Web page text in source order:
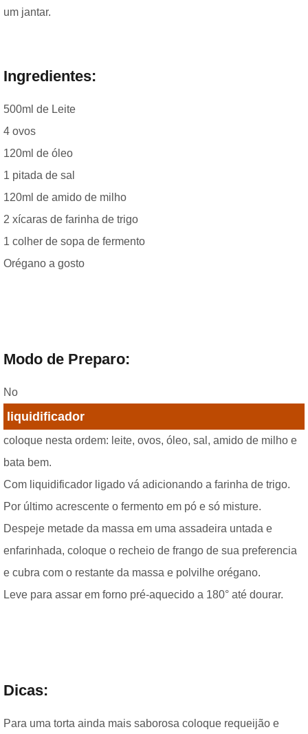
um jantar.
Ingredientes:
500ml de Leite
4 ovos
120ml de óleo
1 pitada de sal
120ml de amido de milho
2 xícaras de farinha de trigo
1 colher de sopa de fermento
Orégano a gosto
Modo de Preparo:
No
liquidificador
coloque nesta ordem: leite, ovos, óleo, sal, amido de milho e
bata bem.
Com liquidificador ligado vá adicionando a farinha de trigo.
Por último acrescente o fermento em pó e só misture.
Despeje metade da massa em uma assadeira untada e
enfarinhada, coloque o recheio de frango de sua preferencia
e cubra com o restante da massa e polvilhe orégano.
Leve para assar em forno pré-aquecido a 180° até dourar.
Dicas:
Para uma torta ainda mais saborosa coloque requeijão e